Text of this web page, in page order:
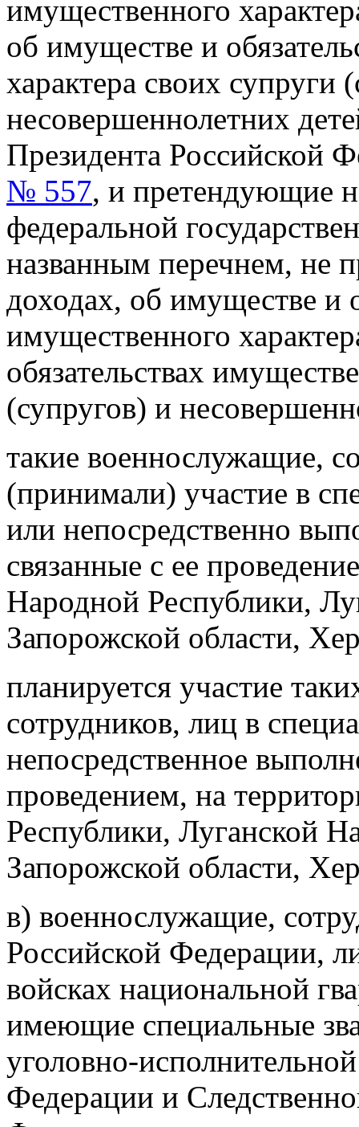
имущественного
об имуществе и
характера своих супруги
несовершеннолетних
Президента Российской
№ 557, и претендующие
федеральной
названным перечнем, не
доходах, об имуществе и
имущественного
обязательствах
(супругов) и
такие военнослужащие,
(принимали) участие в
или непосредственно
связанные с ее
Народной Республики,
Запорожской области,
планируется участие
сотрудников, лиц в
непосредственное
проведением, на
Республики, Луганской
Запорожской области,
в) военнослужащие,
Российской Федерации,
войсках национальной
имеющие специальные
уголовно-
Федерации и